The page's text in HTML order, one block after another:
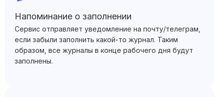
Напоминание о заполнении
Сервис отправляет уведомление на почту/телеграм,
если забыли заполнить какой-то журнал. Таким
образом, все журналы в конце рабочего дня будут
заполнены.